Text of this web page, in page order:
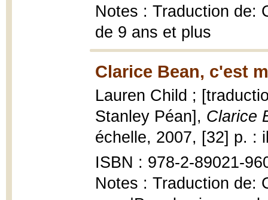
Notes : Traduction de:
de 9 ans et plus
Clarice Bean, c'est
Lauren Child ;
Stanley Péan], Clarice
échelle, 2007, [32] p. :
ISBN : 978-2-89021-
Notes : Traduction de: